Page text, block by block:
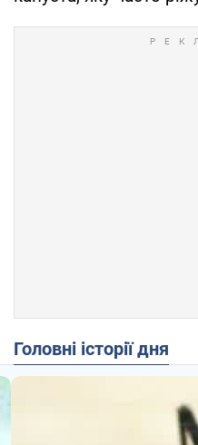
Головні історії дня